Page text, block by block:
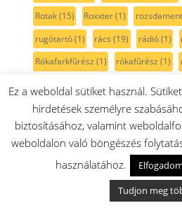
Rotak(15) Roxxter(1)
rugótartó(1) rács (19) rádió(1)
Rókafarkfűrész (1) rókafűrész (1)
rögzítő (30) röszti rúdmixer
sablon(5) sarokcsiszoló(10)
sarokköszörű (2) serie2(11)
Siemens(218)
spagetti(1)
szalagcsiszoló (4)
Ez a weboldal sütiket használ.
hirdetések személyre
biztosításához, valamint
weboldalon való böngészés
használatához.
Elfogadom
Tudjon meg